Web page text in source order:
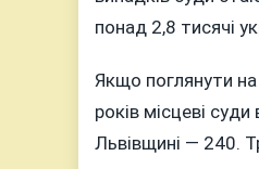
понад 2,8 тисячі
Якщо поглянути на
років місцеві
Львівщині — 240.